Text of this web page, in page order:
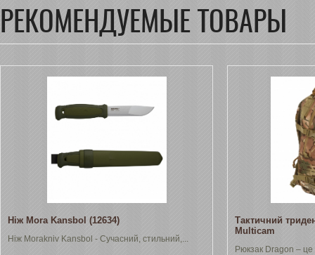
РЕКОМЕНДУЕМЫЕ ТОВАРЫ
Ніж Mora Kansbol (12634)
Ніж Morakniv Kansbol - Сучасний, стильний,...
Тактичний
Multicam
Рюкзак Dragon – це